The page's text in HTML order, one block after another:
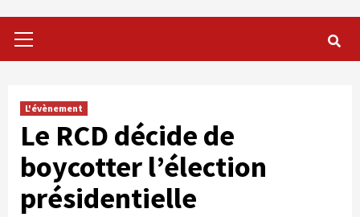
Menu
L'évènement
Le RCD décide de
boycotter l’élection
présidentielle